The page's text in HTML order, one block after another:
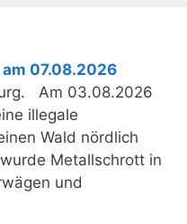
07.08.2026
Am 03.08.2026
illegale
Wald nördlich
Metallschrott in
und